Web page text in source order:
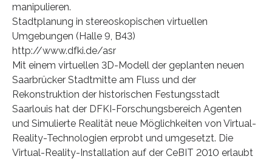
manipulieren.
Stadtplanung in stereoskopischen virtuellen
Umgebungen (Halle 9, B43)
http://www.dfki.de/asr
Mit einem virtuellen 3D-Modell der geplanten neuen
Saarbrücker Stadtmitte am Fluss und der
Rekonstruktion der historischen Festungsstadt
Saarlouis hat der DFKI-Forschungsbereich Agenten
und Simulierte Realität neue Möglichkeiten von Virtual-
Reality-Technologien erprobt und umgesetzt. Die
Virtual-Reality-Installation auf der CeBIT 2010 erlaubt